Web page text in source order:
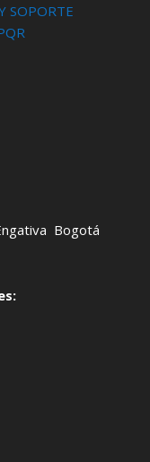
SOPORTE
Bogotá